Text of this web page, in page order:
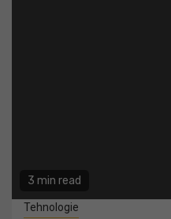
3 min read
Tehnologie